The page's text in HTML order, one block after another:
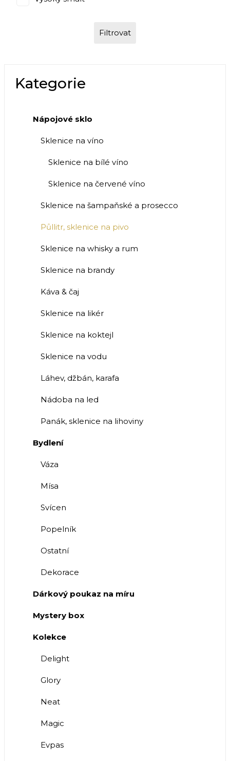
Filtrovat
Kategorie
Nápojové sklo
Sklenice na víno
Sklenice na bílé víno
Sklenice na červené víno
Sklenice na šampaňské a prosecco
Půllitr, sklenice na pivo
Sklenice na whisky a rum
Sklenice na brandy
Káva & čaj
Sklenice na likér
Sklenice na koktejl
Sklenice na vodu
Láhev, džbán, karafa
Nádoba na led
Panák, sklenice na lihoviny
Bydlení
Váza
Mísa
Svícen
Popelník
Ostatní
Dekorace
Dárkový poukaz na míru
Mystery box
Kolekce
Delight
Glory
Neat
Magic
Evpas